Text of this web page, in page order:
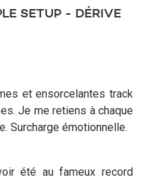
SETUP - DÉRIVE
et ensorcelantes track
Je me retiens à chaque
Surcharge émotionnelle.
été au fameux record